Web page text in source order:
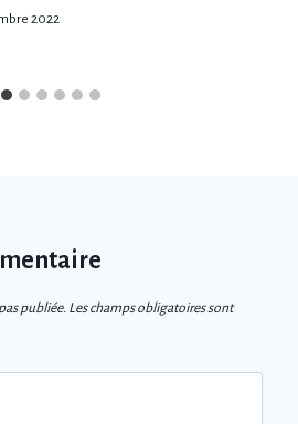
2022
publiée. Les champs obligatoires sont